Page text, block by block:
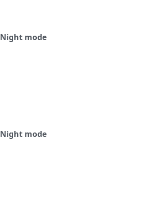
Night mode
Night mode